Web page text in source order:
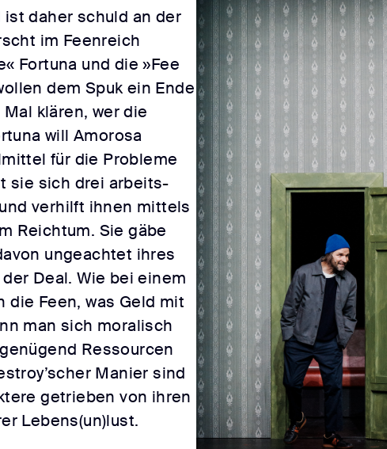
daher schuld an der
im Feenreich
Fortuna und die »Fee
dem Spuk ein Ende
klären, wer die
will Amorosa
für die Probleme
sie sich drei arbeits-
verhilft ihnen mittels
Reichtum. Sie gäbe
ungeachtet ihres
Deal. Wie bei einem
Feen, was Geld mit
man sich moralisch
Ressourcen
Manier sind
getrieben von ihren
Lebens(un)lust.